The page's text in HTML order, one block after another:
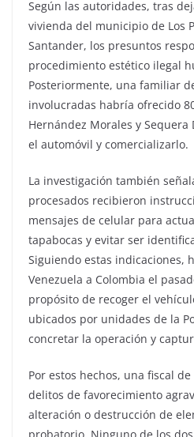
Según las autoridades, tras
vivienda del municipio de Los
Santander, los presuntos
procedimiento estético ilegal
Posteriormente, una familiar
involucradas habría ofrecido
Hernández Morales y
el automóvil y comercializarlo.
La investigación también
procesados recibieron
mensajes de celular para
tapabocas y evitar ser
Siguiendo estas indicaciones,
Venezuela a Colombia el
propósito de recoger el
ubicados por unidades de la
concretar la operación y
Por estos hechos, una fiscal
delitos de favorecimiento
alteración o destrucción de
probatorio. Ninguno de los